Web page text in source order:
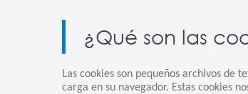
¿Qué son las
Las cookies son pequeños archivos de
carga en su navegador. Estas cookies